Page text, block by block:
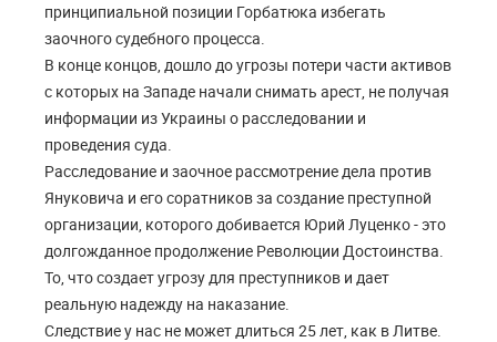
принципиальной позиции Горбатюка избегать
заочного судебного процесса.
В конце концов, дошло до угрозы потери части активов
с которых на Западе начали снимать арест, не получая
информации из Украины о расследовании и
проведения суда.
Расследование и заочное рассмотрение дела против
Януковича и его соратников за создание преступной
организации, которого добивается Юрий Луценко - это
долгожданное продолжение Революции Достоинства.
То, что создает угрозу для преступников и дает
реальную надежду на наказание.
Следствие у нас не может длиться 25 лет, как в Литве.